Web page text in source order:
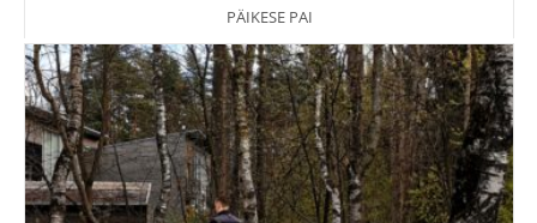
PÄIKESE PAI